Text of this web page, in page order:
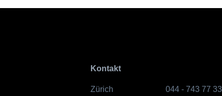
Kontakt
Zürich
044 - 743 77 33